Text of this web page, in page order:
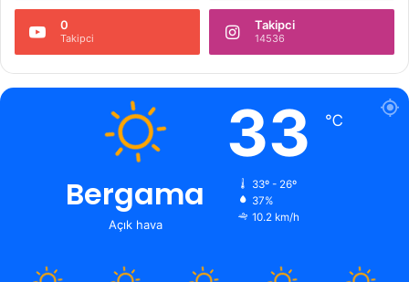
0
Takipci
Takipci
14536
Bergama
Açık hava
33 ℃
33º - 26º
37%
10.2 km/h